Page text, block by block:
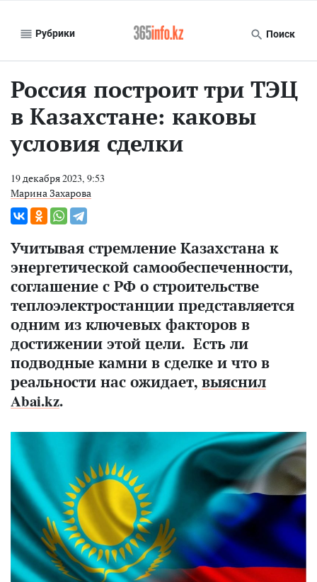
Рубрики Поиск
Россия построит три ТЭЦ
в Казахстане: каковы
условия сделки
19 декабря 2023, 9:53
Марина Захарова
Учитывая стремление Казахстана к
энергетической самообеспеченности,
соглашение с РФ о строительстве
теплоэлектростанции представляется
одним из ключевых факторов в
достижении этой цели. Есть ли
подводные камни в сделке и что в
реальности нас ожидает, выяснил
Abai.kz.